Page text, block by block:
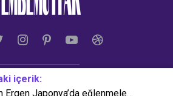
içerik:
Gülben Ergen Japonya’da eğlenmelere doyamadı! ‘Soyadının hakkını verdi artık…’